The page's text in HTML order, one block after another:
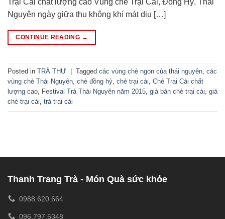
Nguyên ngày giữa thu không khí mát dịu […]
CONTINUE READING →
Posted in TRÀ THƯ Tagged các vùng chè ngon của thái nguyên, các
vùng chè Thái Nguyên, chè đồng hỷ, chè trại cài, Chè Trại Cài chất
lượng cao, Festival Trà Thái Nguyên năm 2015, giá bán chè trại cài, giá
chè trại cài, trà trại cài
Thanh Trang Trà - Món Quà sức khỏe
0988.620.664
096.797.5348